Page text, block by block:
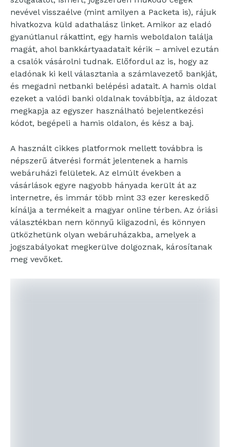
nevével visszaélve (mint amilyen a Packeta is), rájuk
hivatkozva küld adathalász linket. Amikor az eladó
gyanútlanul rákattint, egy hamis weboldalon találja
magát, ahol bankkártyaadatait kérik – amivel ezután
a csalók vásárolni tudnak. Előfordul az is, hogy az
eladónak ki kell választania a számlavezető bankját,
és megadni netbanki belépési adatait. A hamis oldal
ezeket a valódi banki oldalnak továbbítja, az áldozat
megkapja az egyszer használható bejelentkezési
kódot, begépeli a hamis oldalon, és kész a baj.
A használt cikkes platformok mellett továbbra is
népszerű átverési formát jelentenek a hamis
webáruházi felületek. Az elmúlt években a
vásárlások egyre nagyobb hányada került át az
internetre, és immár több mint 33 ezer kereskedő
kínálja a termékeit a magyar online térben. Az óriási
választékban nem könnyű kiigazodni, és könnyen
ütközhetünk olyan webáruházakba, amelyek a
jogszabályokat megkerülve dolgoznak, károsítanak
meg vevőket.